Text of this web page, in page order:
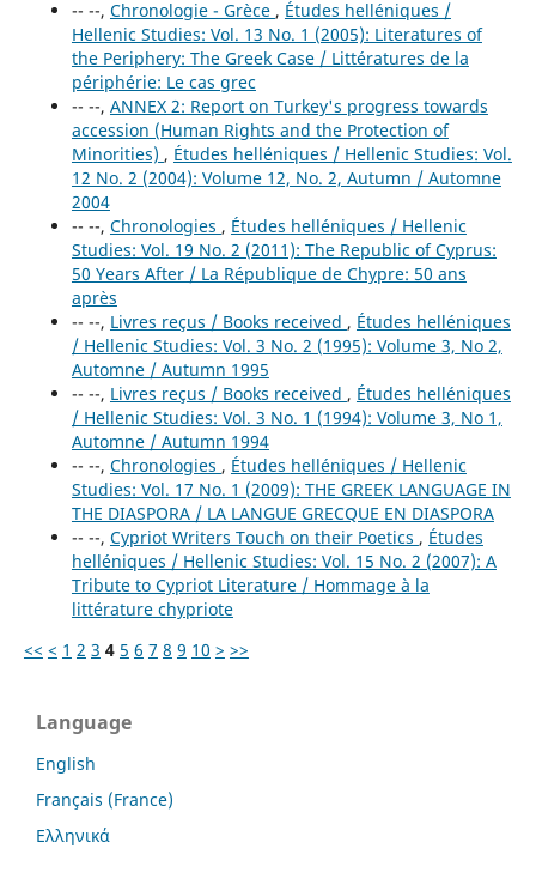
-- --, Chronologie - Grèce , Études helléniques /
Hellenic Studies: Vol. 13 No. 1 (2005): Literatures of
the Periphery: The Greek Case / Littératures de la
périphérie: Le cas grec
-- --, ANNEX 2: Report on Turkey's progress towards
accession (Human Rights and the Protection of
Minorities) , Études helléniques / Hellenic Studies: Vol.
12 No. 2 (2004): Volume 12, No. 2, Autumn / Automne
2004
-- --, Chronologies , Études helléniques / Hellenic
Studies: Vol. 19 No. 2 (2011): The Republic of Cyprus:
50 Years After / La République de Chypre: 50 ans
après
-- --, Livres reçus / Books received , Études helléniques
/ Hellenic Studies: Vol. 3 No. 2 (1995): Volume 3, No 2,
Automne / Autumn 1995
-- --, Livres reçus / Books received , Études helléniques
/ Hellenic Studies: Vol. 3 No. 1 (1994): Volume 3, No 1,
Automne / Autumn 1994
-- --, Chronologies , Études helléniques / Hellenic
Studies: Vol. 17 No. 1 (2009): THE GREEK LANGUAGE IN
THE DIASPORA / LA LANGUE GRECQUE EN DIASPORA
-- --, Cypriot Writers Touch on their Poetics , Études
helléniques / Hellenic Studies: Vol. 15 No. 2 (2007): A
Tribute to Cypriot Literature / Hommage à la
littérature chypriote
<< < 1 2 3 4 5 6 7 8 9 10 > >>
Language
English
Français (France)
Ελληνικά